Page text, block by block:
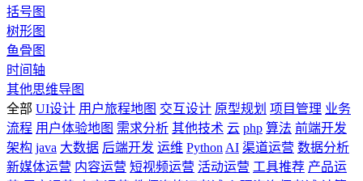
括号图
树形图
鱼骨图
时间轴
其他思维导图
全部 UI设计 用户旅程地图 交互设计 原型规划 项目管理 业务
流程 用户体验地图 需求分析 其他技术 云 php 算法 前端开发
架构 java 大数据 后端开发 运维 Python AI 渠道运营 数据分析
新媒体运营 内容运营 短视频运营 活动运营 工具推荐 产品运